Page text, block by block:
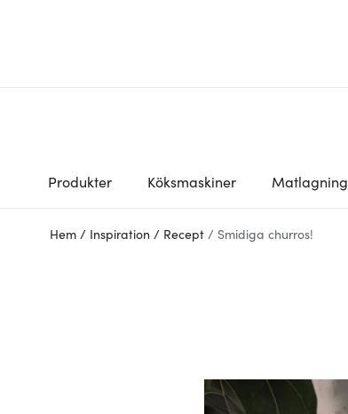
Produkter Köksmaskiner Matlagning
Hem / Inspiration / Recept / Smidiga churros!